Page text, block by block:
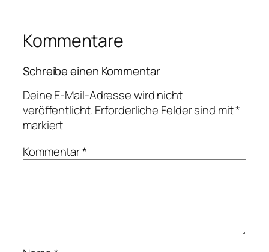
Kommentare
Schreibe einen Kommentar
Deine E-Mail-Adresse wird nicht
veröffentlicht.Erforderliche Felder sind mit*
markiert
Kommentar*